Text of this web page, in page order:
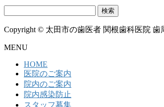
Copyright © 太田市の歯医者 関根歯科医院 歯
MENU
HOME
医院のご案内
院内のご案内
院内感染防止
スタッフ募集